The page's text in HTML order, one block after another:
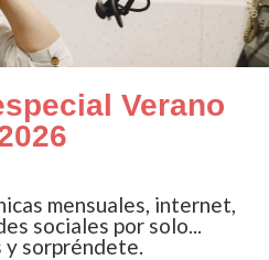
Verano
mensuales, internet,
sociales por solo...
y sorpréndete.